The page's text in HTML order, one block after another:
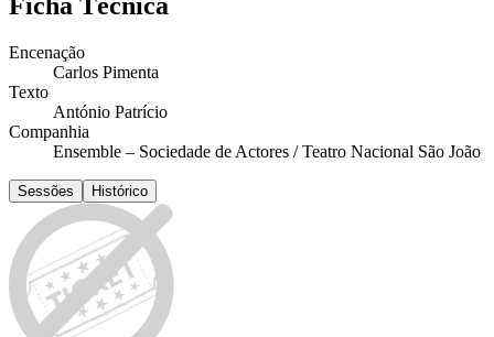
Ficha Técnica
Encenação
Carlos Pimenta
Texto
António Patrício
Companhia
Ensemble – Sociedade de Actores / Teatro Nacional São João
Sessões Histórico